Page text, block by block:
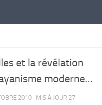
et la révélation
moderne…
2010 · MIS À JOUR 27